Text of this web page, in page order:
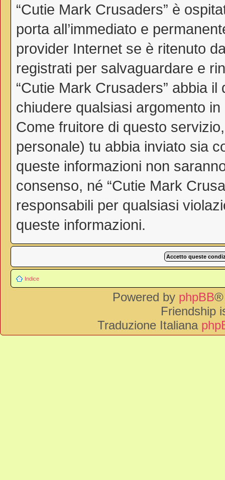
“Cutie Mark Crusaders” è
porta all’immediato e
provider Internet se è ritenuto
registrati per salvaguardare e
“Cutie Mark Crusaders” abbia
chiudere qualsiasi argomento
Come fruitore di questo
personale) tu abbia inviato sia
queste informazioni non
consenso, né “Cutie Mark
responsabili per qualsiasi
queste informazioni.
Indice
Powered by phpBB®
Friendship
Traduzione Italiana